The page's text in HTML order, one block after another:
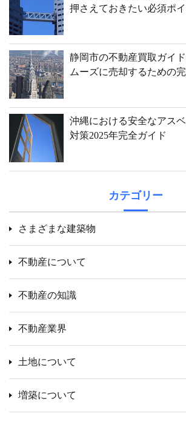
押さえておきたい必須ポイ
静岡市の不動産買取ガイ
ムーズに売却するための
沖縄における安全なアス
対策2025年完全ガイド
カテゴリー
さまざまな建築物
不動産について
不動産の知識
不動産業界
土地について
増築について